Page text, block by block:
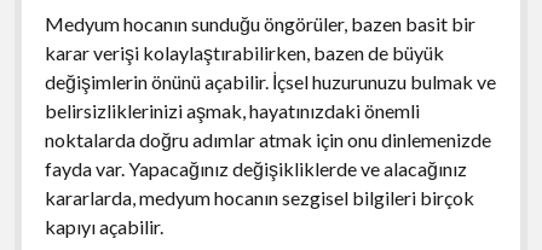
Medyum hocanın sunduğu öngörüler, bazen basit bir
karar verişi kolaylaştırabilirken, bazen de büyük
değişimlerin önünü açabilir. İçsel huzurunuzu bulmak ve
belirsizliklerinizi aşmak, hayatınızdaki önemli
noktalarda doğru adımlar atmak için onu dinlemenizde
fayda var. Yapacağınız değişikliklerde ve alacağınız
kararlarda, medyum hocanın sezgisel bilgileri birçok
kapıyı açabilir.